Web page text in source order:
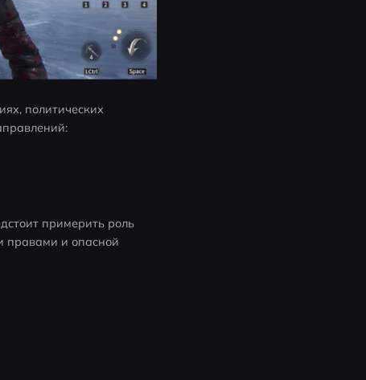
политических
примерить роль
правами и опасной